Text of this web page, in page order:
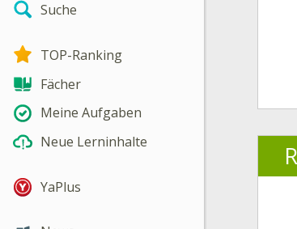
Suche
TOP-Ranking
Fächer
Meine Aufgaben
Neue Lerninhalte
YaPlus